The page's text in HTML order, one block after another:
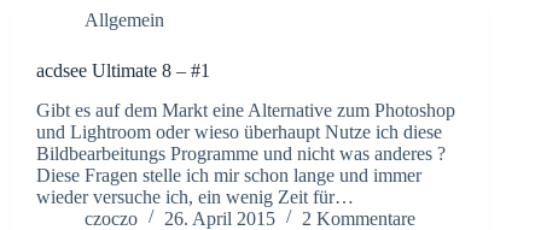
Allgemein
acdsee Ultimate 8 – #1
Gibt es auf dem Markt eine Alternative zum Photoshop
und Lightroom oder wieso überhaupt Nutze ich diese
Bildbearbeitungs Programme und nicht was anderes ?
Diese Fragen stelle ich mir schon lange und immer
wieder versuche ich, ein wenig Zeit für…
czoczo
26. April 2015 2 Kommentare